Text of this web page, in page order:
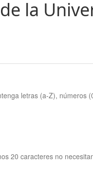
la
letras (a-Z), números
20 caracteres no